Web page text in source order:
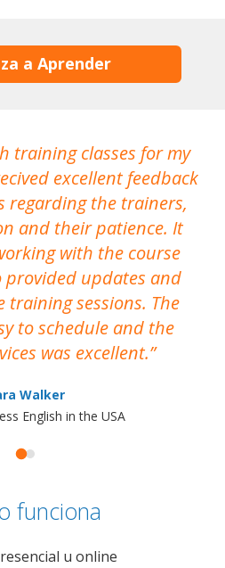
a Aprender
training classes for my
excellent feedback
regarding the trainers,
and their patience. It
with the course
updates and
training sessions. The
to schedule and the
was excellent.
Walker
English in the USA
funciona
u online